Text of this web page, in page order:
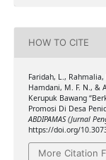
HOW TO CITE
Faridah, L.,
Hamdani, M. F. N., &
Kerupuk Bawang
Promosi Di Desa
ABDIPAMAS (Jurnal
https://doi.org/
More Citation